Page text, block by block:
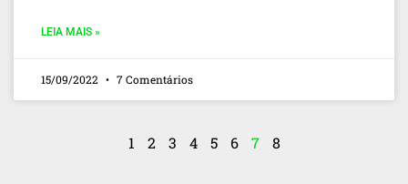
LEIA MAIS »
15/09/2022 7 Comentários
1 2 3 4 5 6 7 8